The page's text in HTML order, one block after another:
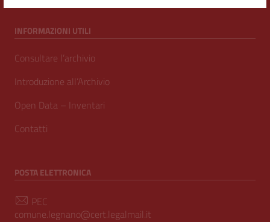
INFORMAZIONI UTILI
Consultare l’archivio
Introduzione all’Archivio
Open Data – Inventari
Contatti
POSTA ELETTRONICA
PEC
comune.legnano@cert.legalmail.it